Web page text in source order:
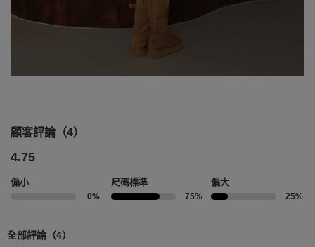
顧客評論（4）
4.75
偏小
0%
尺碼標準
75%
偏大
25%
全部評論（4）